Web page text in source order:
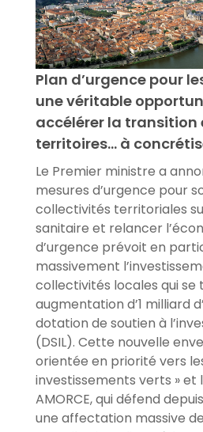
Plan d’urgence pour
une véritable
accélérer la transition
territoires… à
Le Premier ministre a
mesures d’urgence pour
collectivités territoriales
sanitaire et relancer
d’urgence prévoit en
massivement
collectivités locales qui se
augmentation d’1 milliard
dotation de soutien à
(DSIL). Cette nouvelle
orientée en priorité vers
investissements verts » et
AMORCE, qui défend
une affectation massive